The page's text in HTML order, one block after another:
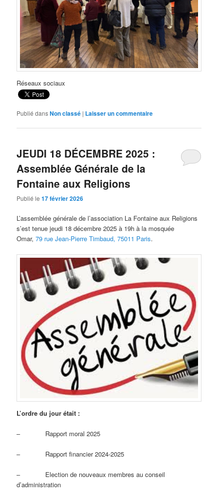
Réseaux sociaux
Publié dansNon classé | Laisser un commentaire
JEUDI 18 DÉCEMBRE 2025 :
Assemblée Générale de la
Fontaine aux Religions
Publié le17 février 2026
L’assemblée générale de l’association La Fontaine aux Religions
s’est tenue jeudi 18 décembre 2025 à 19h à la mosquée
Omar,79 rue Jean-Pierre Timbaud, 75011 Paris.
L’ordre du jour était :
– Rapport moral 2025
– Rapport financier 2024-2025
– Election de nouveaux membres au conseil
d’administration